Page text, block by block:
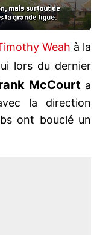
Weah à la
lors du dernier
McCourt a
la direction
ont bouclé un